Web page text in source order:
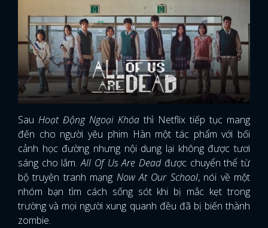
Sau Hoạt Động Ngoại Khóa thì Netflix tiếp tục mang
đến cho người yêu phim Hàn một tác phẩm với bối
cảnh học đường nhưng nội dung lại không được tươi
sáng cho lắm.All Of Us Are Dead được chuyển thể từ
bộ truyện tranh mạng Now At Our School, nói về một
nhóm bạn tìm cách sống sót khi bị mắc kẹt trong
trường và mọi người xung quanh đều đã bị biến thành
zombie.